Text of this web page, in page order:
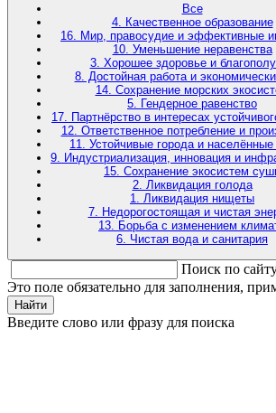
Все
4. Качественное образование
16. Мир, правосудие и эффективные
10. Уменьшение неравенства
3. Хорошее здоровье и
8. Достойная работа и
14. Сохранение морских
5. Гендерное равенство
17. Партнёрство в интересах
12. Ответственное потребление и
11. Устойчивые города и населённые
9. Индустриализация, инновация и
15. Сохранение экосистем
2. Ликвидация голода
1. Ликвидация нищеты
7. Недорогостоящая и чистая
13. Борьба с изменением
6. Чистая вода и санитария
Поиск по
Это поле обязательно для заполнения,
Найти
Введите слово или фразу для поиска